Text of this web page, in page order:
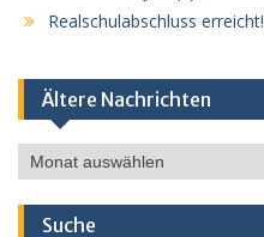
Realschulabschluss erreicht!
Ältere Nachrichten
Ältere
Nachrichten
Suche